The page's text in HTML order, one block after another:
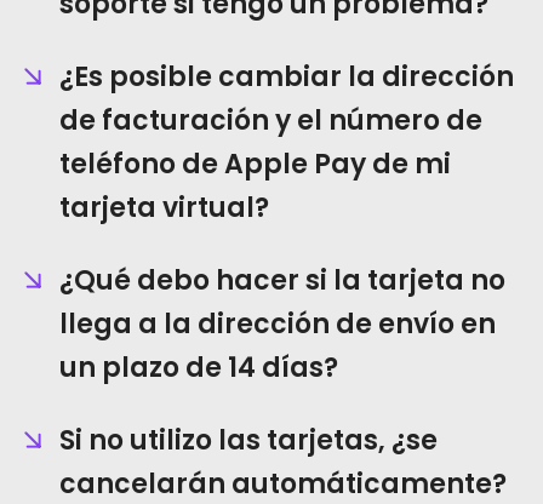
¿Es posible cambiar la dirección
de facturación y el número de
teléfono de Apple Pay de mi
tarjeta virtual?
¿Qué debo hacer si la tarjeta no
llega a la dirección de envío en
un plazo de 14 días?
Si no utilizo las tarjetas, ¿se
cancelarán automáticamente?